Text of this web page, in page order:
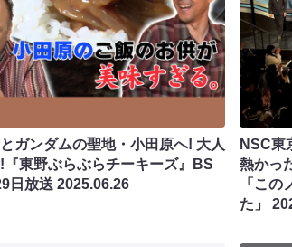
ガンダムの聖地・小田原へ! 大人
東野ぶらぶらチーキーズ』BS
日放送 2025.06.26
NSC東
熱かっ
「こ
た」